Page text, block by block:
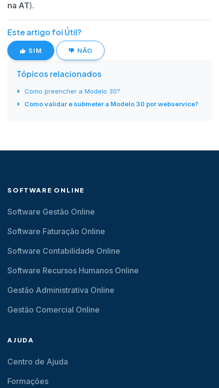
Tópicos relacionados
Como preencher a Modelo 30?
Como validar e submeter a Modelo 30 por webservice?
na AT).
Este artigo foi Útil?
SIM NÃO
SOFTWARE ONLINE
Software Gestão Online
Software Faturação Online
Software Contabilidade Online
Software Recursos Humanos Online
Gestão Administrativa Online
Gestão Comercial Online
AJUDA
Centro de Ajuda
Formações